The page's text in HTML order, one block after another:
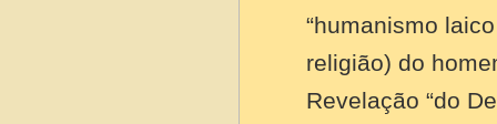
“humanismo
religião) do
Revelação “do